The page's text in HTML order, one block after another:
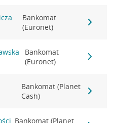
Bankomat
(Euronet)
Bankomat
(Euronet)
Bankomat (Planet
Cash)
Bankomat (Planet